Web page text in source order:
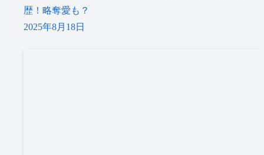
歴！略奪愛も？
2025年8月18日